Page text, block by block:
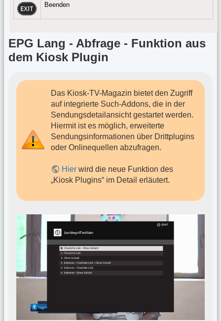
Beenden
EPG Lang - Abfrage - Funktion aus
dem Kiosk Plugin
Das Kiosk-TV-Magazin bietet den Zugriff
auf integrierte Such-Addons, die in der
Sendungsdetailansicht gestartet werden.
Hiermit ist es möglich, erweiterte
Sendungsinformationen über Drittplugins
oder Onlinequellen abzufragen.
Hier wird die neue Funktion des
„Kiosk Plugins“ im Detail erläutert.